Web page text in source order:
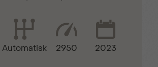
Farthållare
Automatisk 2950 2023